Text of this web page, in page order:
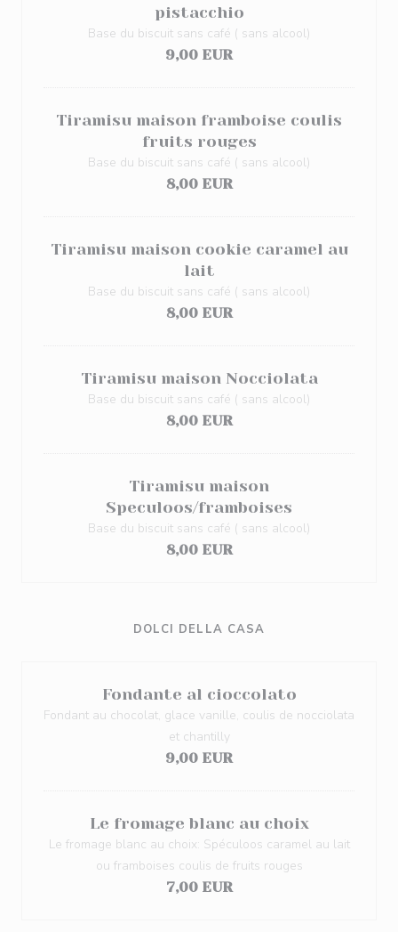
pistacchio
Base du biscuit sans café ( sans alcool)
9,00 EUR
Tiramisu maison framboise coulis
fruits rouges
Base du biscuit sans café ( sans alcool)
8,00 EUR
Tiramisu maison cookie caramel au
lait
Base du biscuit sans café ( sans alcool)
8,00 EUR
Tiramisu maison Nocciolata
Base du biscuit sans café ( sans alcool)
8,00 EUR
Tiramisu maison
Speculoos/framboises
Base du biscuit sans café ( sans alcool)
8,00 EUR
DOLCI DELLA CASA
Fondante al cioccolato
Fondant au chocolat, glace vanille, coulis de nocciolata
et chantilly
9,00 EUR
Le fromage blanc au choix
Le fromage blanc au choix: Spéculoos caramel au lait
ou framboises coulis de fruits rouges
7,00 EUR